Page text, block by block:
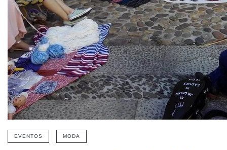
EVENTOS MODA